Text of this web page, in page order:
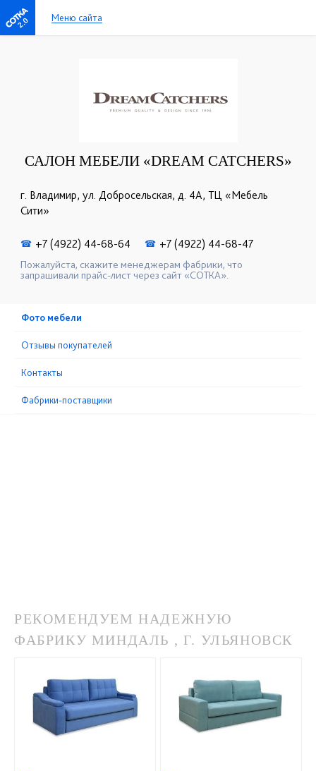
2.0 Меню сайта
САЛОН МЕБЕЛИ «DREAM CATCHERS»
г. Владимир, ул. Добросельская, д. 4А, ТЦ «Мебель
Сити»
☎ +7 (4922) 44-68-64 ☎ +7 (4922) 44-68-47
Пожалуйста, скажите менеджерам фабрики, что
запрашивали прайс-лист через сайт «СОТКА».
Фото мебели
Отзывы покупателей
Контакты
Фабрики-поставщики
РЕКОМЕНДУЕМ НАДЕЖНУЮ
ФАБРИКУ МИНДАЛЬ , Г. УЛЬЯНОВСК